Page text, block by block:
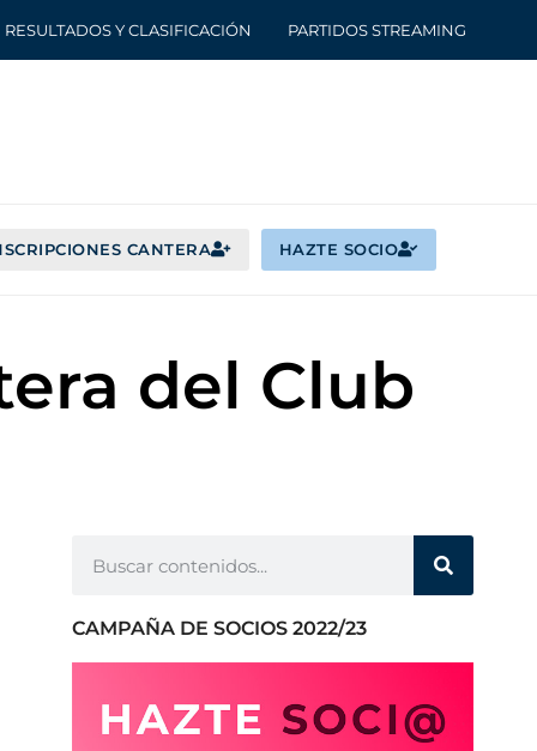
RESULTADOS Y CLASIFICACIÓN PARTIDOS STREAMING
CANTERA HAZTE SOCIO
del Club
CAMPAÑA DE SOCIOS 2022/23